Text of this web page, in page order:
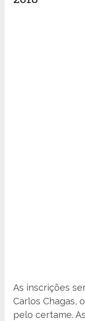
As inscrições
Carlos Chagas,
pelo certame.